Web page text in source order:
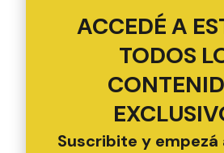
ACCEDÉ A
TODOS
Suscribite y